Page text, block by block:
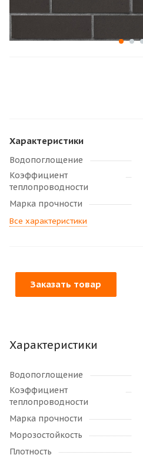
Характеристики
Водопоглощение
Коэффициент
теплопроводности
Марка прочности
Все характеристики
Заказать товар
Характеристики
Водопоглощение
Коэффициент
теплопроводности
Марка прочности
Морозостойкость
Плотность